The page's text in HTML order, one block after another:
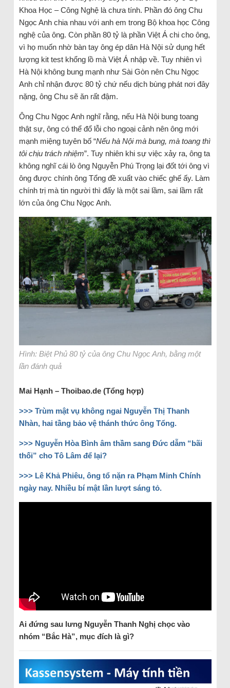
Khoa Học – Công Nghệ là chưa tính. Phần đó ông Chu
Ngọc Anh chia nhau với anh em trong Bộ khoa học Công
nghệ của ông. Còn phần 80 tỷ là phần Việt Á chi cho ông,
vì họ muốn nhờ bàn tay ông ép dân Hà Nội sử dụng hết
lượng kit test khổng lồ mà Việt Á nhập về. Tuy nhiên vì
Hà Nội không bung mạnh như Sài Gòn nên Chu Ngọc
Anh chỉ nhận được 80 tỷ chứ nếu dịch bùng phát nơi đây
nặng, ông Chu sẽ ăn rất đậm.
Ông Chu Ngọc Anh nghĩ rằng, nếu Hà Nội bung toang
thật sự, ông có thể đổ lỗi cho ngoại cảnh nên ông mới
mạnh miệng tuyên bố “Nếu hà Nội mà bung, mà toang thì
tôi chịu trách nhiệm”. Tuy nhiên khi sự việc xảy ra, ông ta
không nghĩ cái lò ông Nguyễn Phú Trọng lại đốt tới ông vì
ông được chính ông Tổng đề xuất vào chiếc ghế ấy. Làm
chính trị mà tin người thì đấy là một sai lầm, sai lầm rất
lớn của ông Chu Ngọc Anh.
Hình: Biệt Phủ 80 tỷ của ông Chu Ngọc Anh, bằng một
lần đánh quả
Mai Hạnh – Thoibao.de (Tổng hợp)
>>> Trùm mật vụ không ngai Nguyễn Thị Thanh
Nhàn, hai tầng bảo vệ thánh thức ông Tổng.
>>> Nguyễn Hòa Bình âm thầm sang Đức dẫm “bãi
thối” cho Tô Lâm để lại?
>>> Lê Khả Phiêu, ông tổ nặn ra Phạm Minh Chính
ngày nay. Nhiều bí mật lần lượt sáng tỏ.
Ai đứng sau lưng Nguyễn Thanh Nghị chọc vào
nhóm “Bắc Hà”, mục đích là gì?